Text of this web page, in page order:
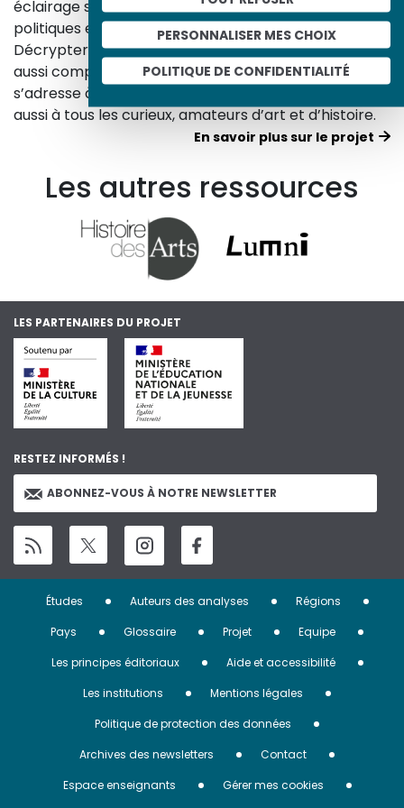
PERSONNALISER MES CHOIX
POLITIQUE DE CONFIDENTIALITÉ
éclairage sur les réalités sociales, économiques,
politiques et culturelles d’une époque.
Décrypter les images et les événements d’hier, c’est
aussi comprendre ceux d’aujourd’hui. Un site qui
s’adresse à tous, famille, enseignants, élèves… mais
aussi à tous les curieux, amateurs d’art et d’histoire.
En savoir plus sur le projet
Les autres ressources
LES PARTENAIRES DU PROJET
RESTEZ INFORMÉS !
ABONNEZ-VOUS À NOTRE NEWSLETTER
Menu
Pied
page
Études Auteurs des analyses
Régions
Pays
Glossaire Projet
Equipe
Les principes éditoriaux
Aide et accessibilité
Les institutions
Mentions légales
Politique de protection des données
Archives des newsletters
Contact
Espace enseignants
Gérer mes cookies